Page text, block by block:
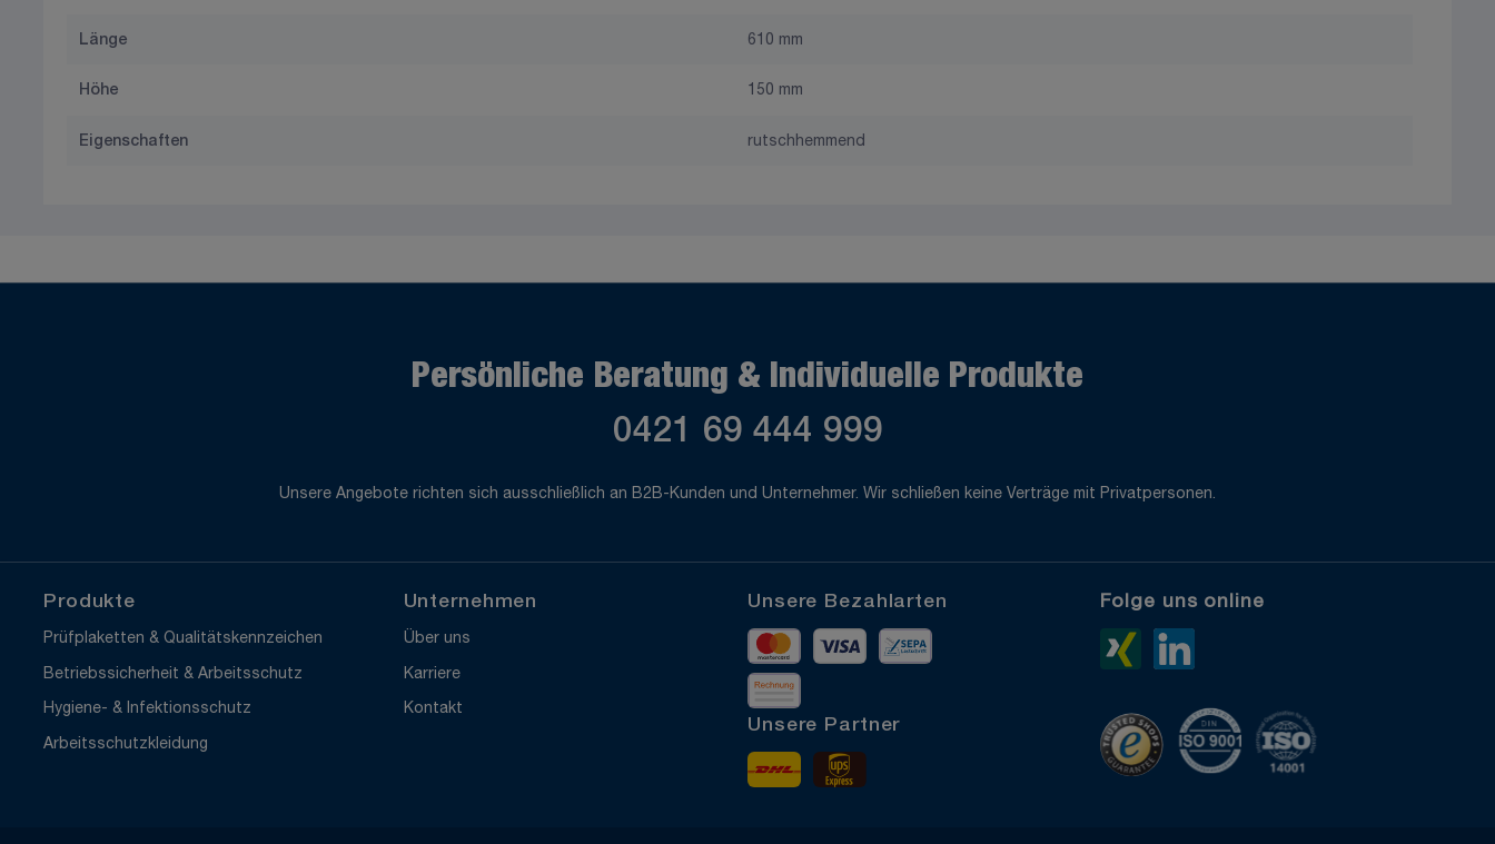
Länge 610 mm
Höhe 150 mm
Eigenschaften rutschhemmend
Persönliche Beratung & Individuelle Produkte
0421 69 444 999
Unsere Angebote richten sich ausschließlich an B2B-Kunden und Unternehmer. Wir schließen keine Verträge mit Privatpersonen.
Produkte
Prüfplaketten & Qualitätskennzeichen
Betriebssicherheit & Arbeitsschutz
Hygiene- & Infektionsschutz
Arbeitsschutzkleidung
Unternehmen
Über uns
Karriere
Kontakt
Unsere Bezahlarten
MastercardVisa Vorkasse
Rechnung
Unsere Partner
DHL
Folge uns online
Xing>
TrustedShopsISO 9001 zertifiziert